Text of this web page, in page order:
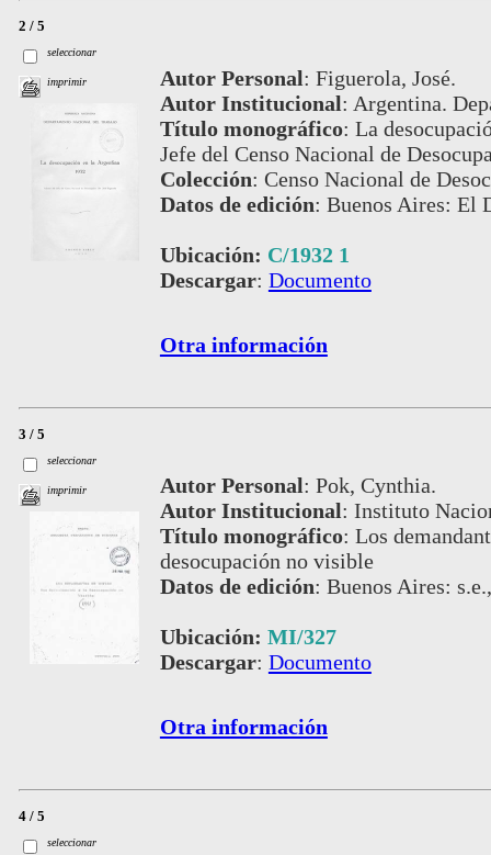
2 / 5
seleccionar
imprimir Autor Personal: Figuerola, José.
Autor Institucional: Argentina.
Título monográfico: La
Jefe del Censo Nacional de
Colección: Censo Nacional de
Datos de edición: Buenos Aires: El
Ubicación: C/1932 1
Descargar: Documento
Otra información
3 / 5
seleccionar
imprimir Autor Personal: Pok, Cynthia.
Autor Institucional: Instituto
Título monográfico: Los
desocupación no visible
Datos de edición: Buenos Aires:
Ubicación: MI/327
Descargar: Documento
Otra información
4 / 5
seleccionar